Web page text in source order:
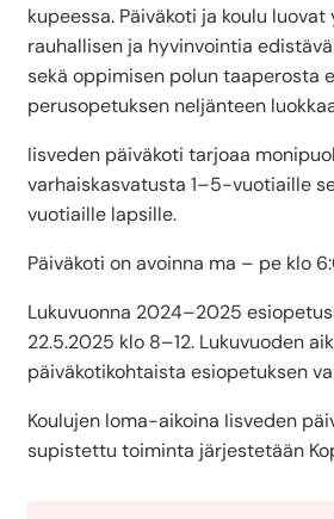
kupeessa. Päiväkoti ja koulu
rauhallisen ja hyvinvointia
sekä oppimisen polun taaperosta
perusopetuksen neljänteen
Iisveden päiväkoti tarjoaa
varhaiskasvatusta 1–5-vuotiaille
vuotiaille lapsille.
Päiväkoti on avoinna ma – pe klo
Lukuvuonna 2024–2025
22.5.2025 klo 8–12. Lukuvuoden
päiväkotikohtaista esiopetuksen
Koulujen loma-aikoina Iisveden
supistettu toiminta järjestetään